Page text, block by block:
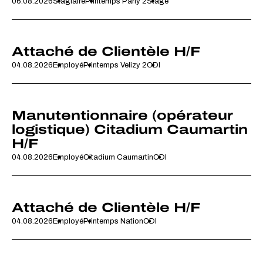
Attaché de Clientèle H/F
04.08.2026EmployéPrintemps Velizy 2CDI
Manutentionnaire (opérateur
logistique) Citadium Caumartin
H/F
04.08.2026EmployéCitadium CaumartinCDI
Attaché de Clientèle H/F
04.08.2026EmployéPrintemps NationCDI